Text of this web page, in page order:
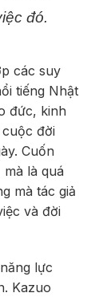
đó.
các suy
tiếng Nhật
đức, kinh
đời
Cuốn
là quá
mà tác giả
và đời
lực
Kazuo